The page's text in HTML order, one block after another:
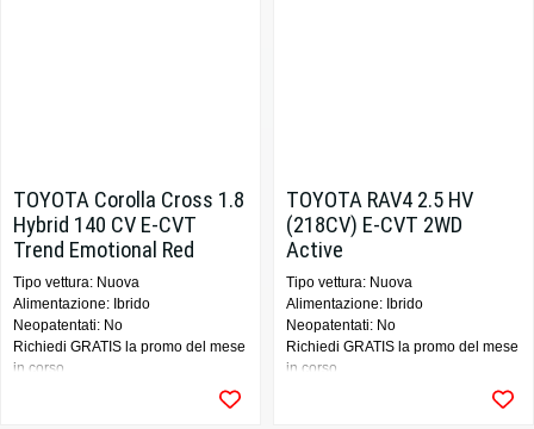
TOYOTA Corolla Cross 1.8
Hybrid 140 CV E-CVT
Trend Emotional Red
Tipo vettura: Nuova
Alimentazione: Ibrido
Neopatentati: No
Richiedi GRATIS la promo del mese
in corso
TOYOTA RAV4 2.5 HV
(218CV) E-CVT 2WD
Active
Tipo vettura: Nuova
Alimentazione: Ibrido
Neopatentati: No
Richiedi GRATIS la promo del mese
in corso